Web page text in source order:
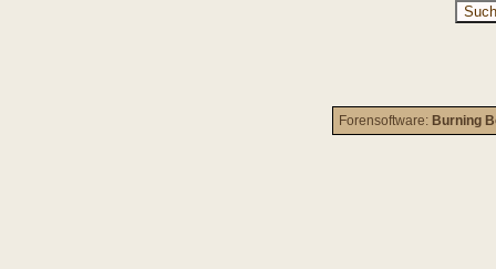
Forensoftware: Burning